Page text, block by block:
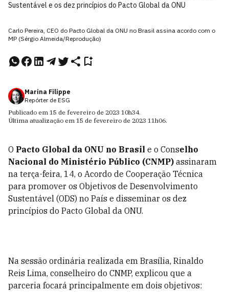
Sustentável e os dez princípios do Pacto Global da ONU
Carlo Pereira, CEO do Pacto Global da ONU no Brasil assina acordo com o
MP (Sérgio Almeida/Reprodução)
Marina Filippe
Repórter de ESG
Publicado em 15 de fevereiro de 2023 10h34.
Última atualização em 15 de fevereiro de 2023 11h06.
O Pacto Global da ONU no Brasil e o Conselho
Nacional do Ministério Público (CNMP) assinaram
na terça-feira, 14, o Acordo de Cooperação Técnica
para promover os Objetivos de Desenvolvimento
Sustentável (ODS) no País e disseminar os dez
princípios do Pacto Global da ONU.
Na sessão ordinária realizada em Brasília, Rinaldo
Reis Lima, conselheiro do CNMP, explicou que a
parceria focará principalmente em dois objetivos: